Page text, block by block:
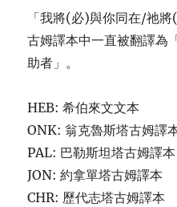
「我將(必)與你同在/祂
古姆譯本中一直被翻譯為
助者」。
HEB: 希伯來文文本
ONK: 翁克魯斯塔古姆譯
PAL: 巴勒斯坦塔古姆譯
JON: 約拿單塔古姆譯本
CHR: 歷代志塔古姆譯本